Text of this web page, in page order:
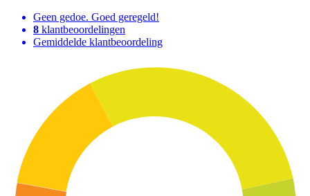
Geen gedoe. Goed geregeld!
8 klantbeoordelingen
Gemiddelde klantbeoordeling